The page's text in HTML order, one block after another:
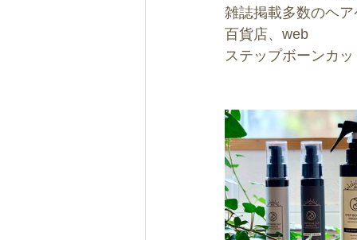
雑誌掲載多数のヘ
百貨店、web
ステップボーンカ